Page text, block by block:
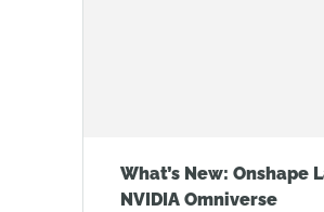
What’s New: Onshape
NVIDIA Omniverse